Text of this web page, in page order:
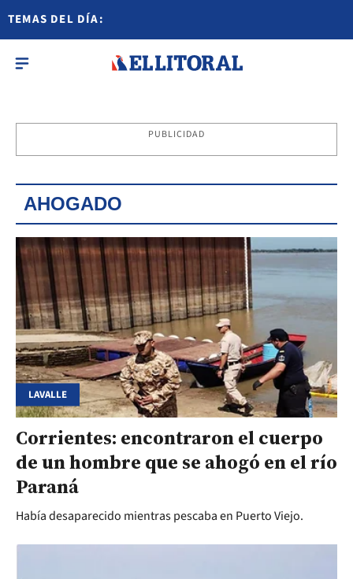
TEMAS DEL DÍA:
PUBLICIDAD
AHOGADO
LAVALLE
Corrientes: encontraron el cuerpo
de un hombre que se ahogó en el río
Paraná
Había desaparecido mientras pescaba en Puerto Viejo.